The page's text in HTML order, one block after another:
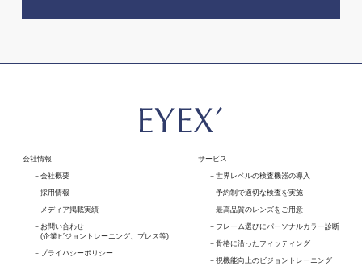
会社情報
会社概要
採用情報
メディア掲載実績
お問い合わせ
(企業ビジョントレーニング、プレス等)
プライバシーポリシー
サービス
世界レベルの検査機器の導入
予約制で適切な検査を実施
最高品質のレンズをご用意
フレーム選びにパーソナルカラー診断
骨格に沿ったフィッティング
視機能向上のビジョントレーニング